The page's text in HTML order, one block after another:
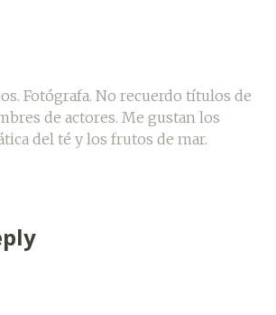
Fotógrafa. No recuerdo títulos de
de actores. Me gustan los
del té y los frutos de mar.